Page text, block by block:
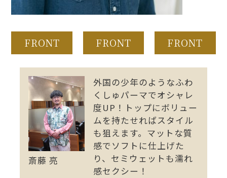
FRONT FRONT FRONT
斎藤 亮
外国の少年のようなふわ
くしゅパーマでオシャレ
度UP！トップにボリュー
ムを持たせればスタイル
も狙えます。マットな質
感でソフトに仕上げた
り、セミウェットも濡れ
感セクシー！